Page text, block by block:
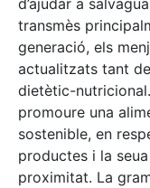
transmès
generació, els
actualitzats tant
dietètic-
promoure una
sostenible, en
productes i la
proximitat. La